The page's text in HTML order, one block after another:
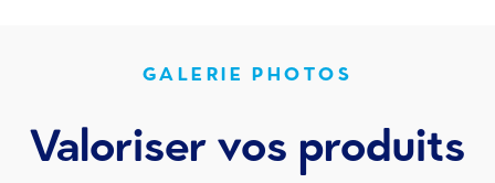
GALERIE PHOTOS
Valoriser vos produits